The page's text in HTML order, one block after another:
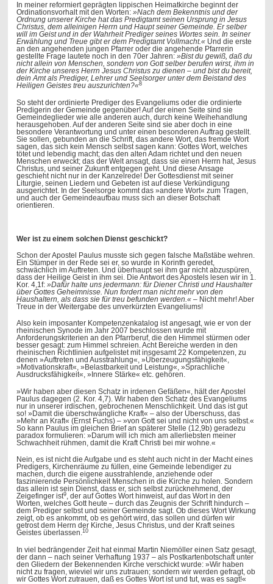
In meiner reformiert geprägten lippischen Heimatkirche beginnt der
Ordinationsvorhalt mit den Worten: »Nach dem Bekenntnis und der
Ordnung unserer Kirche hat das Predigtamt seinen Ursprung in Jesus
Christus, dem alleinigen Herrn und Haupt seiner Gemeinde. Er selber
will im Geist und in der Wahrheit Prediger seines Wortes sein. In seiner
Erwählung und Treue gibt er dem Predigtamt Vollmacht.«Und die erste
an den angehenden jungen Pfarrer oder die angehende Pfarrerin
gestellte Frage lautete noch in den 70er Jahren: »Bist du gewiß, daß du
nicht allein von Menschen, sondern von Gott selber berufen wirst, ihm in
der Kirche unseres Herrn Jesus Christus zu dienen – und bist du bereit,
dein Amt als Prediger, Lehrer und Seelsorger unter dem Beistand des
Heiligen Geistes treu auszurichten?«8
So steht der ordinierte Prediger des Evangeliums oder die ordinierte
Predigerin der Gemeinde gegenüber! Auf der einen Seite sind sie
Gemeindeglieder wie alle anderen auch, durch keine Weihehandlung
herausgehoben. Auf der anderen Seite sind sie aber doch in eine
besondere Verantwortung und unter einen besonderen Auftrag gestellt.
Sie sollen, gebunden an die Schrift, das andere Wort, das fremde Wort
sagen, das sich kein Mensch selbst sagen kann: Gottes Wort, welches
tötet und lebendig macht; das den alten Adam richtet und den neuen
Menschen erweckt; das der Welt ansagt, dass sie einen Herrn hat, Jesus
Christus, und seiner Zukunft entgegen geht. Und diese Ansage
geschieht nicht nur in der Kanzelrede! Der Gottesdienst mit seiner
Liturgie, seinen Liedern und Gebeten ist auf diese Verkündigung
ausgerichtet. In der Seelsorge kommt das »andere Wort« zum Tragen,
und auch der Gemeindeaufbau muss sich an dieser Botschaft
orientieren.
Wer ist zu einem solchen Dienst geschickt?
Schon der Apostel Paulus musste sich gegen falsche Maßstäbe wehren.
Ein Stümper in der Rede sei er, so wurde in Korinth geredet,
schwächlich im Auftreten. Und überhaupt sei ihm gar nicht abzuspüren,
dass der Heilige Geist in ihm sei. Die Antwort des Apostels lesen wir in 1.
Kor. 4,1f: »Dafür halte uns jedermann: für Diener Christi und Haushalter
über Gottes Geheimnisse. Nun fordert man nicht mehr von den
Haushaltern, als dass sie für treu befunden werden.«– Nicht mehr! Aber
Treue in der Weitergabe des unverkürzten Evangeliums!
Also kein imposanter Kompetenzenkatalog ist angesagt, wie er von der
rheinischen Synode im Jahr 2007 beschlossen wurde mit
Anforderungskriterien an den Pfarrberuf, die den Himmel stürmen oder
besser gesagt: zum Himmel schreien. Acht Bereiche werden in den
rheinischen Richtlinien aufgelistet mit insgesamt 22 Kompetenzen, zu
denen »Auftreten und Ausstrahlung«, »Überzeugungsfähigkeit«,
»Motivationskraft«, »Belastbarkeit und Leistung«, »Sprachliche
Ausdrucksfähigkeit«, »Innere Stärke« etc. gehören.
»Wir haben aber diesen Schatz in irdenen Gefäßen«, hält der Apostel
Paulus dagegen (2. Kor. 4,7). Wir haben den Schatz des Evangeliums
nur in unserer irdischen, gebrochenen Menschlichkeit. Und das ist gut
so! »Damit die überschwängliche Kraft« – also der Überschuss, das
»Mehr an Kraft« (Ernst Fuchs) – »von Gott sei und nicht von uns selbst.«
So kann Paulus im gleichen Brief an späterer Stelle (12,9b) geradezu
paradox formulieren: »Darum will ich mich am allerliebsten meiner
Schwachheit rühmen, damit die Kraft Christi bei mir wohne.«
Nein, es ist nicht die Aufgabe und es steht auch nicht in der Macht eines
Predigers, Kirchenräume zu füllen, eine Gemeinde lebendiger zu
machen, durch die eigene ausstrahlende, anziehende oder
faszinierende Persönlichkeit Menschen in die Kirche zu holen. Sondern
das allein ist sein Dienst, dass er, sich selbst zurücknehmend, der
Zeigefinger ist9, der auf Gottes Wort hinweist, auf das Wort in den
Worten, welches Gott heute – durch das Zeugnis der Schrift hindurch –
dem Prediger selbst und seiner Gemeinde sagt. Ob dieses Wort Wirkung
zeigt, ob es ankommt, ob es gehört wird, das sollen und dürfen wir
getrost dem Herrn der Kirche, Jesus Christus, und der Kraft seines
Geistes überlassen.10
In viel bedrängender Zeit hat einmal Martin Niemöller einen Satz gesagt,
der dann – nach seiner Verhaftung 1937 – als Postkartenbotschaft unter
den Gliedern der Bekennenden Kirche verschickt wurde: »Wir haben
nicht zu fragen, wieviel wir uns zutrauen; sondern wir werden gefragt, ob
wir Gottes Wort zutrauen, daß es Gottes Wort ist und tut, was es sagt!«